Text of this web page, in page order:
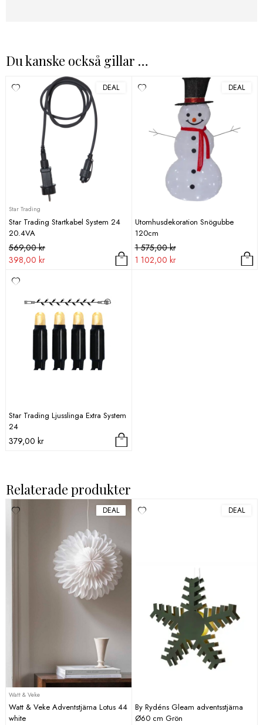
Du kanske också gillar …
DEAL
Star Trading
Star Trading Startkabel System 24
20.4VA
569,00kr
Det
ursprungliga
var:
569,00 kr.
398,00 kr
Det
nuvarande
är:
398,00 kr.
DEAL
Utomhusdekoration Snögubbe
120cm
1 575,00kr
Det
ursprungliga
1 102,00 kr
Det
nuvarande
Star Trading Ljusslinga Extra System
24
379,00 kr
Relaterade produkter
DEAL
Watt & Veke
Watt & Veke Adventstjärna Lotus 44
white
DEAL
By Rydéns Gleam adventsstjärna
Ø60 cm Grön